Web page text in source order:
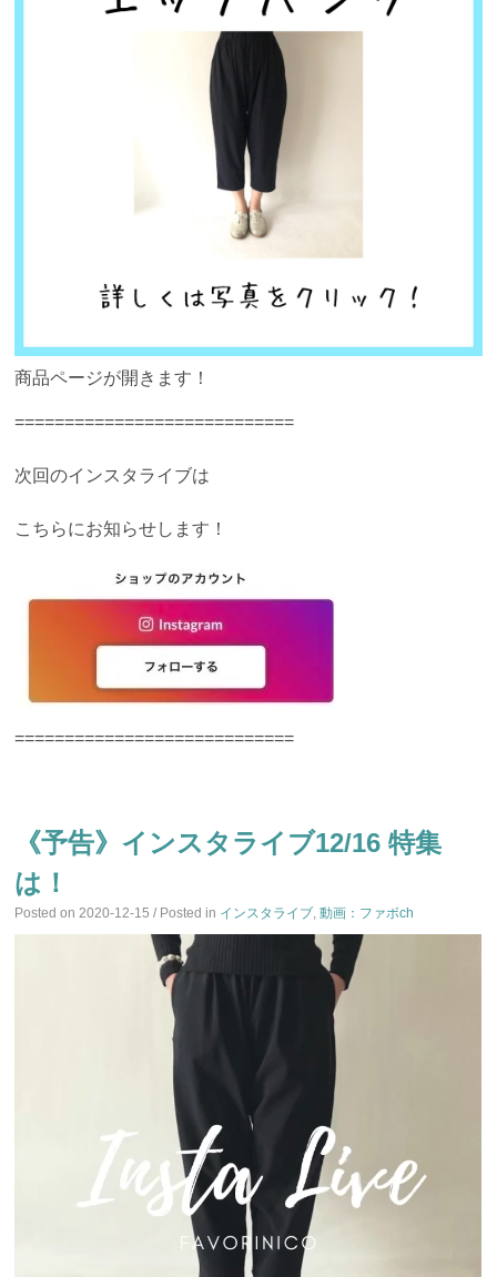
商品ページが開きます！
============================
次回のインスタライブは
こちらにお知らせします！
============================
《予告》インスタライブ12/16 特集
は！
Posted on2020-12-15 / Posted in インスタライブ,動画：ファボch